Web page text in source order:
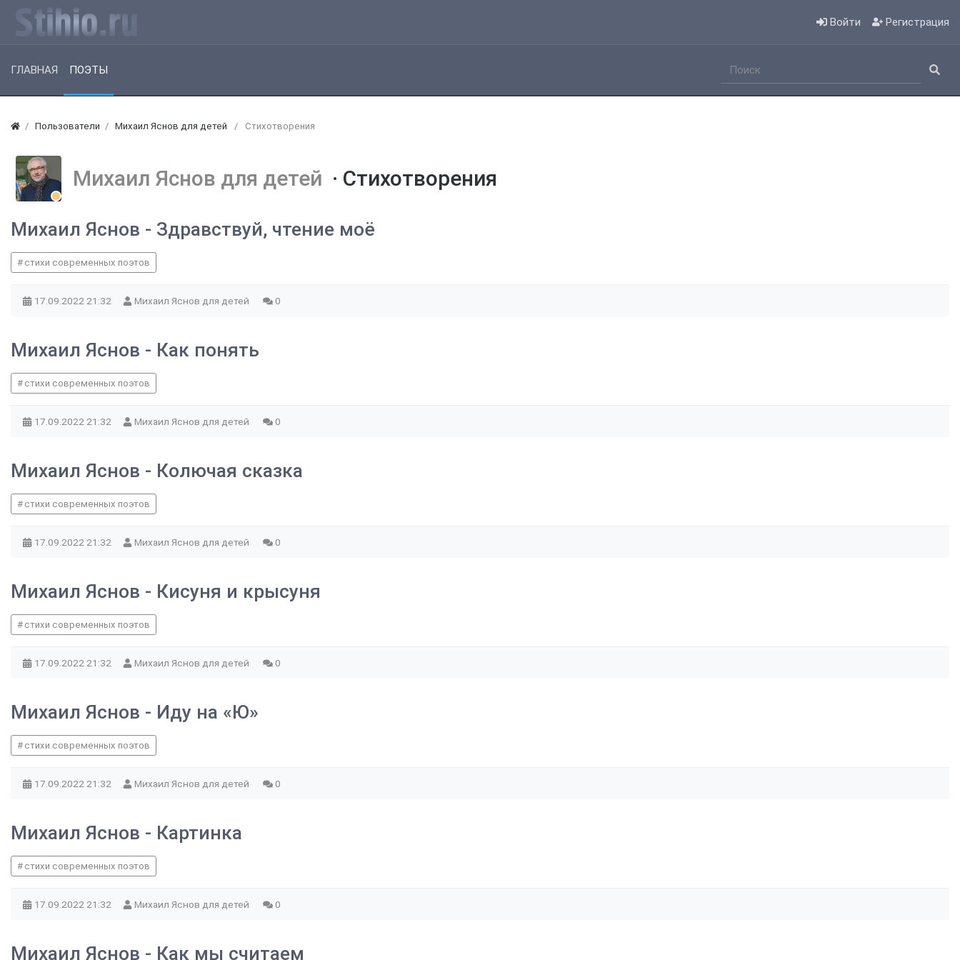
Войти Регистрация
ГЛАВНАЯ ПОЭТЫ
Пользователи Михаил Яснов для детей Стихотворения
Михаил Яснов для детей · Стихотворения
Михаил Яснов - Здравствуй, чтение моё
стихи современных поэтов
17.09.2022 21:32 Михаил Яснов для детей 0
Михаил Яснов - Как понять
стихи современных поэтов
17.09.2022 21:32 Михаил Яснов для детей 0
Михаил Яснов - Колючая сказка
стихи современных поэтов
17.09.2022 21:32 Михаил Яснов для детей 0
Михаил Яснов - Кисуня и крысуня
стихи современных поэтов
17.09.2022 21:32 Михаил Яснов для детей 0
Михаил Яснов - Иду на «Ю»
стихи современных поэтов
17.09.2022 21:32 Михаил Яснов для детей 0
Михаил Яснов - Картинка
стихи современных поэтов
17.09.2022 21:32 Михаил Яснов для детей 0
Михаил Яснов - Как мы считаем